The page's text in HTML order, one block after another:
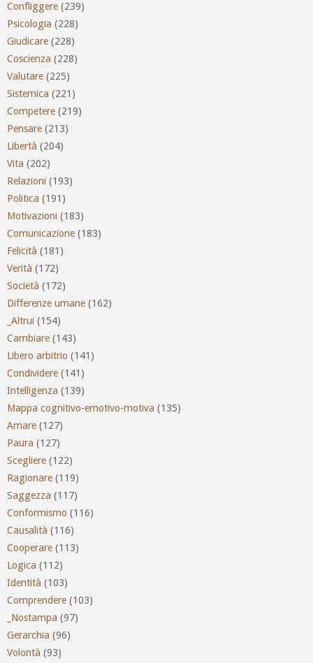
Confliggere (239)
Psicologia (228)
Giudicare (228)
Coscienza (228)
Valutare (225)
Sistemica (221)
Competere (219)
Pensare (213)
Libertà (204)
Vita (202)
Relazioni (193)
Politica (191)
Motivazioni (183)
Comunicazione (183)
Felicità (181)
Verità (172)
Società (172)
Differenze umane (162)
_Altrui (154)
Cambiare (143)
Libero arbitrio (141)
Condividere (141)
Intelligenza (139)
Mappa cognitivo-emotivo-motiva (135)
Amare (127)
Paura (127)
Scegliere (122)
Ragionare (119)
Saggezza (117)
Conformismo (116)
Causalità (116)
Cooperare (113)
Logica (112)
Identità (103)
Comprendere (103)
_Nostampa (97)
Gerarchia (96)
Volontà (93)